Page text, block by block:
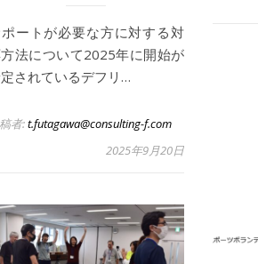
ートが必要な方に対する対
法について2025年に開始が
されているデフリ…
者:t.futagawa@consulting-f.com
2025年9月20日